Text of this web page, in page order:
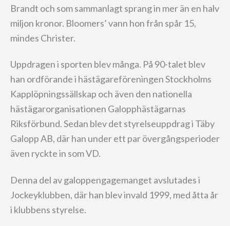
Brandt och som sammanlagt sprang in mer än en halv
miljon kronor. Bloomers’ vann hon från spår 15,
mindes Christer.
Uppdragen i sporten blev många. På 90-talet blev
han ordförande i hästägareföreningen Stockholms
Kapplöpningssällskap och även den nationella
hästägarorganisationen Galopphästägarnas
Riksförbund. Sedan blev det styrelseuppdrag i Täby
Galopp AB, där han under ett par övergångsperioder
även ryckte in som VD.
Denna del av galoppengagemanget avslutades i
Jockeyklubben, där han blev invald 1999, med åtta år
i klubbens styrelse.